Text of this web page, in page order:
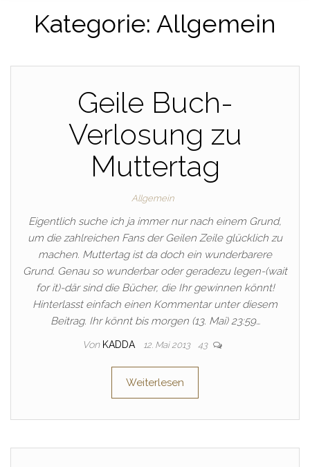
Kategorie: Allgemein
Geile Buch-
Verlosung zu
Muttertag
Allgemein
Eigentlich suche ich ja immer nur nach einem Grund,
um die zahlreichen Fans der Geilen Zeile glücklich zu
machen. Muttertag ist da doch ein wunderbarere
Grund. Genau so wunderbar oder geradezu legen-(wait
for it)-där sind die Bücher, die Ihr gewinnen könnt!
Hinterlasst einfach einen Kommentar unter diesem
Beitrag. Ihr könnt bis morgen (13. Mai) 23:59…
Von KADDA 12. Mai 2013 43
Weiterlesen